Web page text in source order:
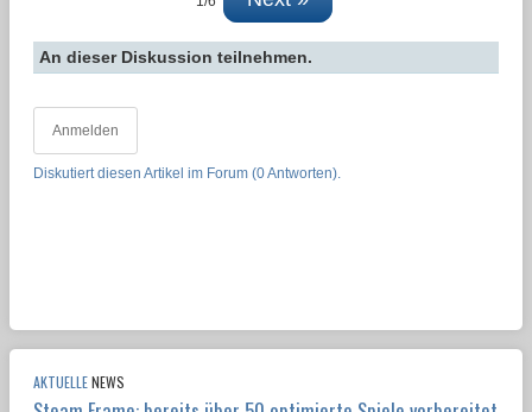
An dieser Diskussion teilnehmen.
Anmelden
Diskutiert diesen Artikel im Forum (0 Antworten).
AKTUELLENEWS